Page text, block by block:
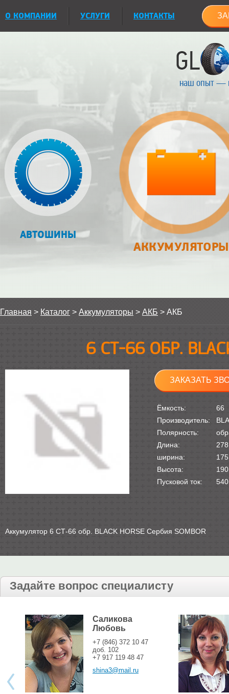
О КОМПАНИИ УСЛУГИ КОНТАКТЫ
наш опыт —
АВТОШИНЫ
АККУМУЛЯТОРЫ
Главная > Каталог > Аккумуляторы > АКБ > АКБ
6 СТ-66 ОБР.
ЗАКАЗАТЬ
Ёмкость:
66
Производитель:
Полярность:
Длина:
278
ширина:
175
Высота:
190
Пусковой ток:
540
Аккумулятор 6 СТ-66 обр. BLACK HORSE Сербия SOMBOR
Задайте вопрос специалисту
Саликова
Любовь
+7 (846) 372 10 47
доб. 102
+7 917 119 48 47
shina3@mail.ru